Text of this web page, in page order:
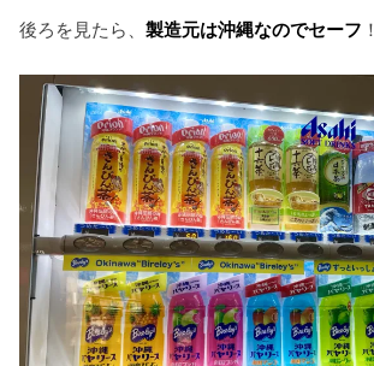
後ろを見たら、製造元は沖縄なのでセーフ ！